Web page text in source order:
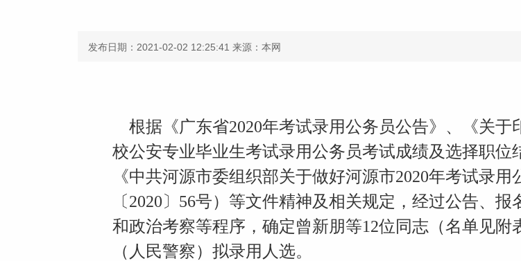
发布日期：2021-02-02 12:25:41 来源：本网
根据《广东省2020年考试录用公务员公告》、《关于
校公安专业毕业生考试录用公务员考试成绩及选择职位
《中共河源市委组织部关于做好河源市2020年考试录
〔2020〕56号）等文件精神及相关规定，经过公告、
和政治考察等程序，确定曾新朋等12位同志（名单见附
（人民警察）拟录用人选。